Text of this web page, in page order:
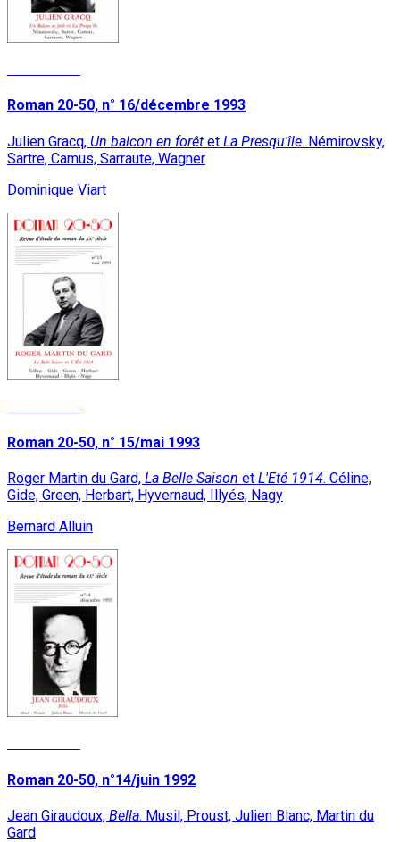
Roman 20-50, n° 16/décembre 1993
Julien Gracq, Un balcon en forêt et La Presqu'île. Némirovsky,
Sartre, Camus, Sarraute, Wagner
Dominique Viart
Roman 20-50, n° 15/mai 1993
Roger Martin du Gard, La Belle Saison et L'Eté 1914. Céline,
Gide, Green, Herbart, Hyvernaud, Illyés, Nagy
Bernard Alluin
Roman 20-50, n°14/juin 1992
Jean Giraudoux, Bella. Musil, Proust, Julien Blanc, Martin du
Gard